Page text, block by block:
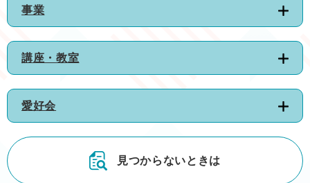
事業
講座・教室
愛好会
見つからないときは